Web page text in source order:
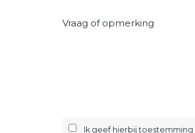
Vraag of opmerking
Ik geef hierbij